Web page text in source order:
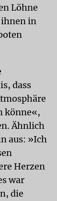
Löhne
ihnen in
dass
könne«,
Ähnlich
aus: »Ich
Herzen
war
die